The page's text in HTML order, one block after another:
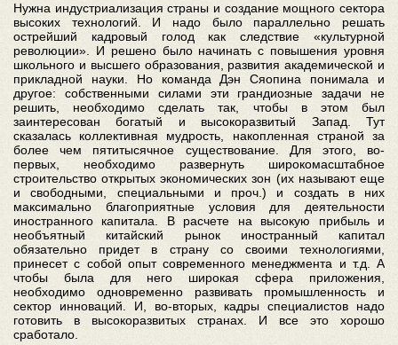
Нужна индустриализация страны и создание мощного сектора
высоких технологий. И надо было параллельно решать
острейший кадровый голод как следствие «культурной
революции». И решено было начинать с повышения уровня
школьного и высшего образования, развития академической и
прикладной науки. Но команда Дэн Сяопина понимала и
другое: собственными силами эти грандиозные задачи не
решить, необходимо сделать так, чтобы в этом был
заинтересован богатый и высокоразвитый Запад. Тут
сказалась коллективная мудрость, накопленная страной за
более чем пятитысячное существование. Для этого, во-
первых, необходимо развернуть широкомасштабное
строительство открытых экономических зон (их называют еще
и свободными, специальными и проч.) и создать в них
максимально благоприятные условия для деятельности
иностранного капитала. В расчете на высокую прибыль и
необъятный китайский рынок иностранный капитал
обязательно придет в страну со своими технологиями,
принесет с собой опыт современного менеджмента и т.д. А
чтобы была для него широкая сфера приложения,
необходимо одновременно развивать промышленность и
сектор инноваций. И, во-вторых, кадры специалистов надо
готовить в высокоразвитых странах. И все это хорошо
сработало.